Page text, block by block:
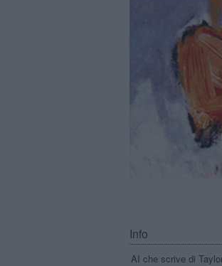
Info
AI che scrive di